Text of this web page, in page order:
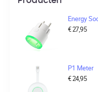
Energy
€27,95
P1 Meter
€24,95